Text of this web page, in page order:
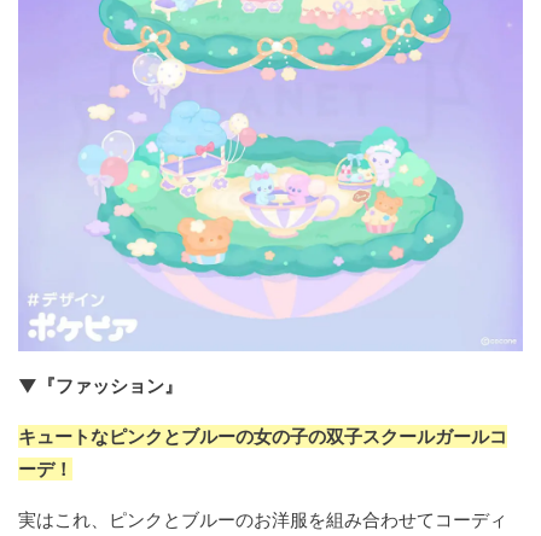
▼『ファッション』
キュートなピンクとブルーの女の子の双子スクールガールコ
ーデ！
実はこれ、ピンクとブルーのお洋服を組み合わせてコーディ